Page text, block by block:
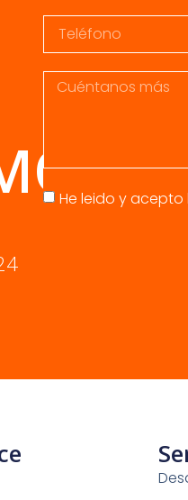
He leido y